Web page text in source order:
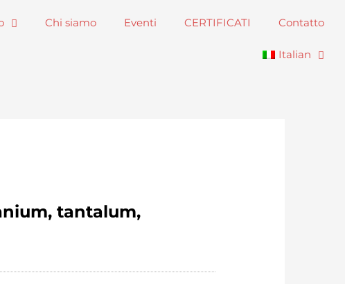
Chi siamo Eventi CERTIFICATI Contatto
Italian
tantalum,